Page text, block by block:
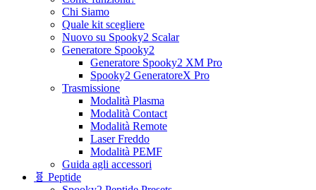
Chi Siamo
Quale kit scegliere
Nuovo su Spooky2 Scalar
Generatore Spooky2
Generatore Spooky2 XM Pro
Spooky2 GeneratoreX Pro
Trasmissione
Modalità Plasma
Modalità Contact
Modalità Remote
Laser Freddo
Modalità PEMF
Guida agli accessori
🧬 Peptide